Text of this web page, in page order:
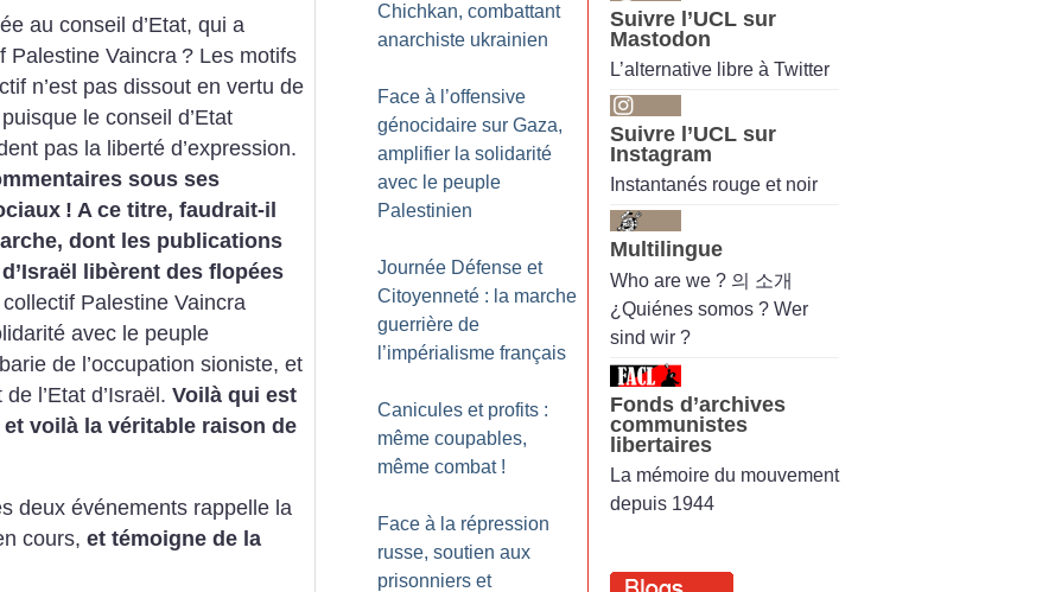
au conseil d’Etat, qui a
Palestine Vaincra ? Les motifs
n’est pas dissout en vertu de
le conseil d’Etat
pas la liberté d’expression.
sous ses
! A ce titre, faudrait-il
dont les publications
libèrent des flopées
collectif Palestine Vaincra
avec le peuple
de l’occupation sioniste, et
l’Etat d’Israël. Voilà qui est
voilà la véritable raison de
deux événements rappelle la
cours, et témoigne de la
Chichkan, combattant
anarchiste ukrainien
Face à l’offensive
génocidaire sur Gaza,
amplifier la solidarité
avec le peuple
Palestinien
Journée Défense et
Citoyenneté : la marche
guerrière de
l’impérialisme français
Canicules et profits :
même coupables,
même combat !
Face à la répression
russe, soutien aux
prisonniers et
Suivre l’UCL sur
Mastodon
L’alternative libre à Twitter
Suivre l’UCL sur
Instagram
Instantanés rouge et noir
Multilingue
Who are we ? 의 소개
¿Quiénes somos ? Wer
sind wir ?
Fonds d’archives
communistes
libertaires
La mémoire du mouvement
depuis 1944